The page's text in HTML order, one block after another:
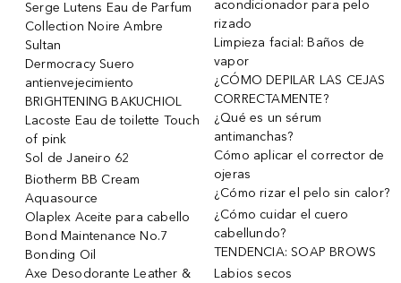
Serge Lutens Eau de Parfum
Collection Noire Ambre
Sultan
Dermocracy Suero
antienvejecimiento
BRIGHTENING BAKUCHIOL
Lacoste Eau de toilette Touch
of pink
Sol de Janeiro 62
Biotherm BB Cream
Aquasource
Olaplex Aceite para cabello
Bond Maintenance No.7
Bonding Oil
Axe Desodorante Leather &
acondicionador para pelo
rizado
Limpieza facial: Baños de
vapor
¿CÓMO DEPILAR LAS CEJAS
CORRECTAMENTE?
¿Qué es un sérum
antimanchas?
Cómo aplicar el corrector de
ojeras
¿Cómo rizar el pelo sin calor?
¿Cómo cuidar el cuero
cabellundo?
TENDENCIA: SOAP BROWS
Labios secos